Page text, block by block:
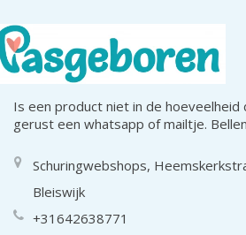
Is een product niet in de
gerust een whatsapp of mailtje.
Schuringwebshops,
Bleiswijk
+31642638771